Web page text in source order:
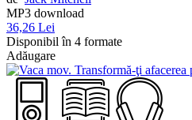
MP3 download
36,26 Lei
Disponibil în 4 formate
Adăugare